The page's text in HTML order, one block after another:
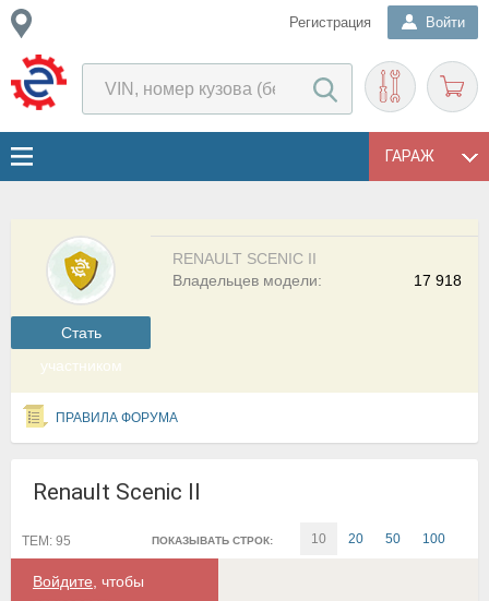
Регистрация Войти
ГАРАЖ
Cтать
участником
RENAULT SCENIC II
17 918
Владельцев модели:
ПРАВИЛА ФОРУМА
Renault Scenic II
ПОКАЗЫВАТЬ СТРОК: 10 20 50 100
ТЕМ: 95
Войдите , чтобы